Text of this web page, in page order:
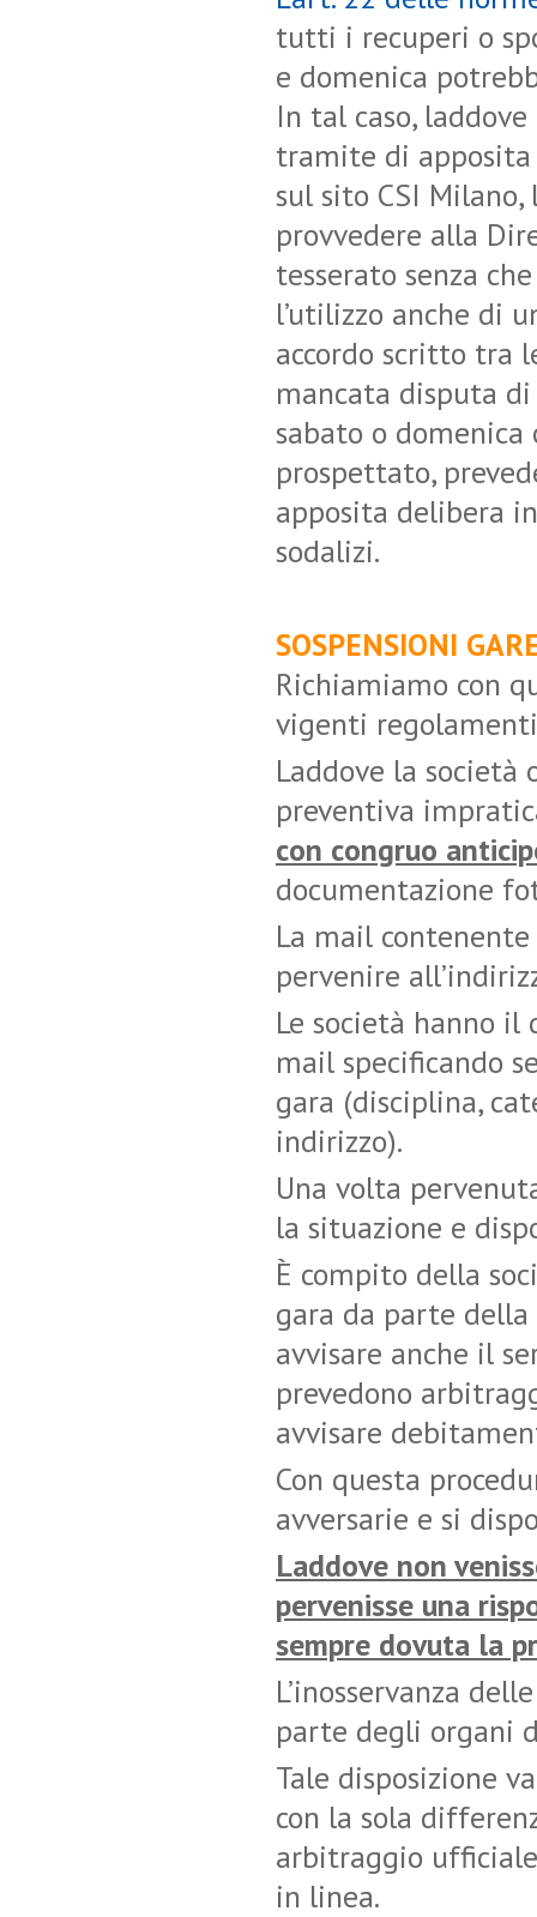
tutti i recuperi o
e domenica
In tal caso,
tramite di
sul sito CSI
provvedere alla
tesserato senza
l’utilizzo anche di
accordo scritto tra
mancata disputa
sabato o domenica
prospettato,
apposita delibera
sodalizi.
SOSPENSIONI
Richiamiamo con
vigenti
Laddove la società
preventiva
con congruo
documentazione
La mail
pervenire
Le società hanno il
mail specificando
gara (disciplina,
indirizzo).
Una volta
la situazione e
È compito della
gara da parte della
avvisare anche il
prevedono
avvisare
Con questa
avversarie e si
Laddove non
pervenisse una
sempre dovuta la
L’inosservanza
parte degli organi
Tale disposizione
con la sola
arbitraggio
in linea.